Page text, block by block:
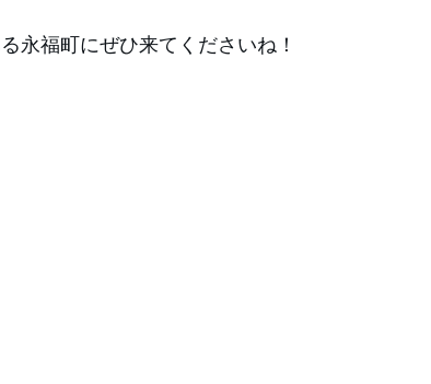
永福町にぜひ来てくださいね！